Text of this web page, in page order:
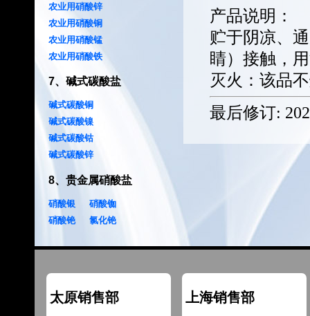
农业用硝酸锌
农业用硝酸铜
农业用硝酸锰
农业用硝酸铁
7、 碱式碳酸盐
碱式碳酸铜
碱式碳酸镍
碱式碳酸钴
碱式碳酸锌
8、 贵金属硝酸盐
硝酸银
硝酸铷
硝酸铯
氯化铯
产品说明：
贮于阴凉、
睛）接触，
灭火：该品
最后修订:
太原销售部 上海销售部